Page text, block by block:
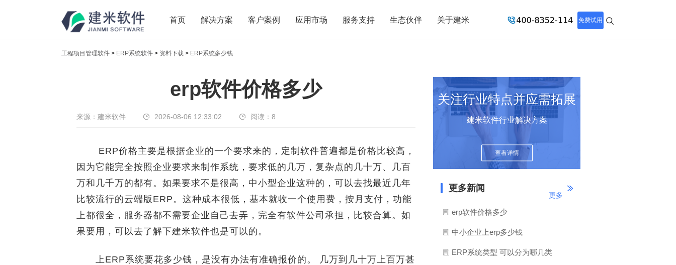
首页 解决方案 客户案例 应用市场 服务支持 生态伙伴 关于建米 免费试用
工程项目管理软件 > ERP系统软件 > 资料下载 > ERP系统多少钱
erp软件价格多少
来源：建米软件 2026-08-06 12:33:02 阅读： 8
ERP价格主要是根据企业的一个要求来的，定制软件普遍都是价格比较高，
因为它能完全按照企业要求来制作系统，要求低的几万，复杂点的几十万、几百
万和几千万的都有。如果要求不是很高，中小型企业这种的，可以去找最近几年
比较流行的云端版ERP。这种成本很低，基本就收一个使用费，按月支付，功能
上都很全，服务器都不需要企业自己去弄，完全有软件公司承担，比较合算。如
果要用，可以去了解下建米软件也是可以的。
上ERP系统要花多少钱，是没有办法有准确报价的。 几万到几十万上百万甚
关注行业特点并应需拓展
建米软件行业解决方案
查看详情
更多新闻
更多
erp软件价格多少
中小企业上erp多少钱
ERP系统类型 可以分为哪几类